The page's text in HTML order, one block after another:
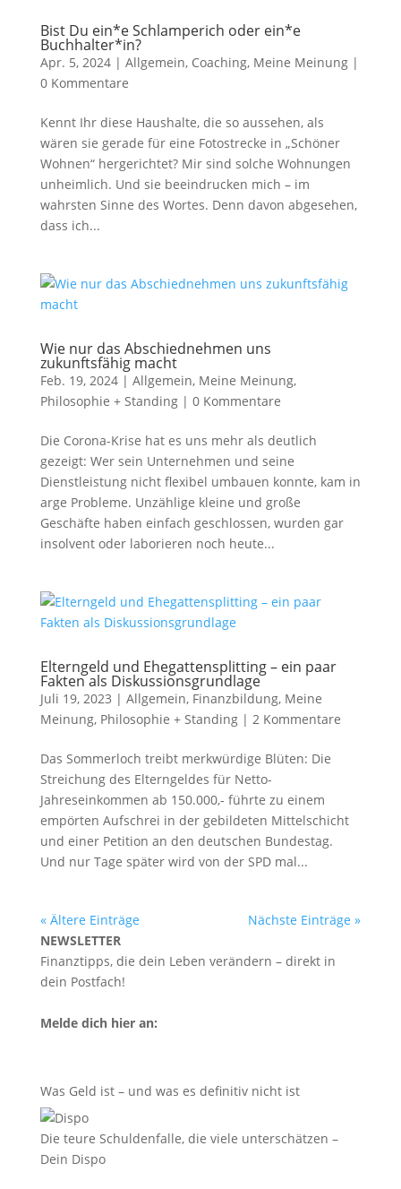
Bist Du ein*e Schlamperich oder ein*e
Buchhalter*in?
Apr. 5, 2024| Allgemein, Coaching, Meine Meinung|
0 Kommentare
Kennt Ihr diese Haushalte, die so aussehen, als
wären sie gerade für eine Fotostrecke in „Schöner
Wohnen“ hergerichtet? Mir sind solche Wohnungen
unheimlich. Und sie beeindrucken mich – im
wahrsten Sinne des Wortes. Denn davon abgesehen,
dass ich...
Wie nur das Abschiednehmen uns
zukunftsfähig macht
Feb. 19, 2024| Allgemein, Meine Meinung,
Philosophie + Standing| 0 Kommentare
Die Corona-Krise hat es uns mehr als deutlich
gezeigt: Wer sein Unternehmen und seine
Dienstleistung nicht flexibel umbauen konnte, kam in
arge Probleme. Unzählige kleine und große
Geschäfte haben einfach geschlossen, wurden gar
insolvent oder laborieren noch heute...
Elterngeld und Ehegattensplitting – ein paar
Fakten als Diskussionsgrundlage
Juli 19, 2023 | Allgemein, Finanzbildung, Meine
Meinung, Philosophie + Standing| 2 Kommentare
Das Sommerloch treibt merkwürdige Blüten: Die
Streichung des Elterngeldes für Netto-
Jahreseinkommen ab 150.000,- führte zu einem
empörten Aufschrei in der gebildeten Mittelschicht
und einer Petition an den deutschen Bundestag.
Und nur Tage später wird von der SPD mal...
« Ältere Einträge
Nächste Einträge »
NEWSLETTER
Finanztipps, die dein Leben verändern – direkt in
dein Postfach!
Melde dich hier an:
Was Geld ist – und was es definitiv nicht ist
Die teure Schuldenfalle, die viele unterschätzen –
Dein Dispo